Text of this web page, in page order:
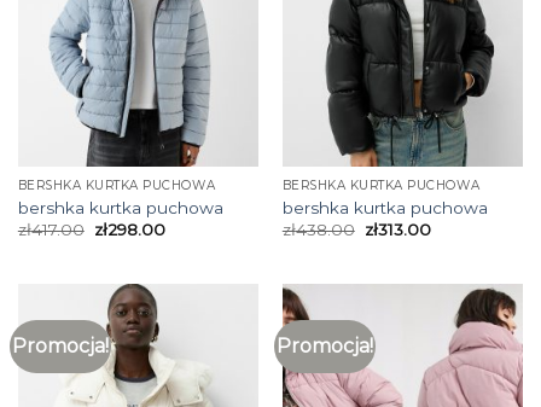
BERSHKA KURTKA PUCHOWA
bershka kurtka puchowa
zł417.00 zł298.00
BERSHKA KURTKA PUCHOWA
bershka kurtka puchowa
zł438.00 zł313.00
Promocja! Promocja!